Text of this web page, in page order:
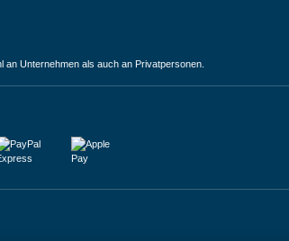
Unternehmen als auch an Privatpersonen.